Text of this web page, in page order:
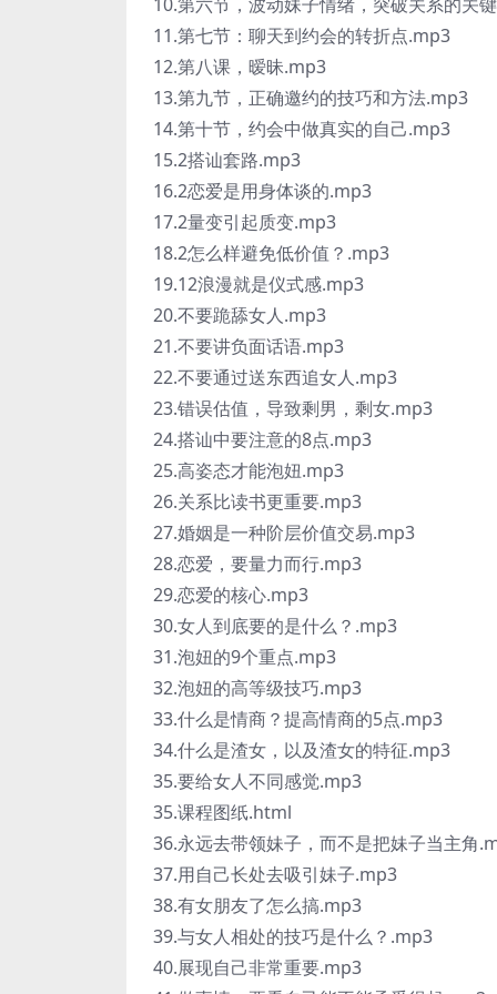
11.第七节：聊天到约会的转折点.mp3
12.第八课，暧昧.mp3
13.第九节，正确邀约的技巧和方法.mp3
14.第十节，约会中做真实的自己.mp3
15.2搭讪套路.mp3
16.2恋爱是用身体谈的.mp3
17.2量变引起质变.mp3
18.2怎么样避免低价值？.mp3
19.12浪漫就是仪式感.mp3
20.不要跪舔女人.mp3
21.不要讲负面话语.mp3
22.不要通过送东西追女人.mp3
23.错误估值，导致剩男，剩女.mp3
24.搭讪中要注意的8点.mp3
25.高姿态才能泡妞.mp3
26.关系比读书更重要.mp3
27.婚姻是一种阶层价值交易.mp3
28.恋爱，要量力而行.mp3
29.恋爱的核心.mp3
30.女人到底要的是什么？.mp3
31.泡妞的9个重点.mp3
32.泡妞的高等级技巧.mp3
33.什么是情商？提高情商的5点.mp3
34.什么是渣女，以及渣女的特征.mp3
35.要给女人不同感觉.mp3
35.课程图纸.html
36.永远去带领妹子，而不是把妹子当主角
37.用自己长处去吸引妹子.mp3
38.有女朋友了怎么搞.mp3
39.与女人相处的技巧是什么？.mp3
40.展现自己非常重要.mp3